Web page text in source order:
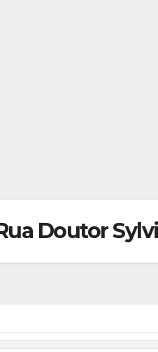
Doutor